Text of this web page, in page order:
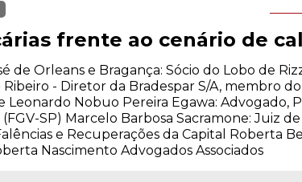
frente ao cenário de
de Orleans e Bragança: Sócio do Lobo de
Ribeiro - Diretor da Bradespar S/A, membro
Leonardo Nobuo Pereira Egawa: Advogado,
SP) Marcelo Barbosa Sacramone: Juiz
e Recuperações da Capital Roberta
Nascimento Advogados Associados